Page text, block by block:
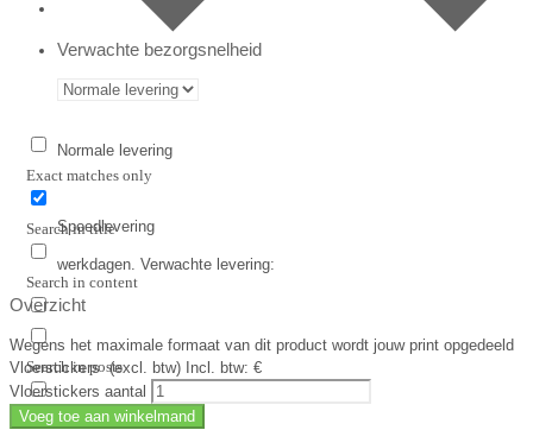
Exact matches only
Search in title
Search in content
Search in posts
Search in pages
Verwachte bezorgsnelheid
Normale levering
Spoedlevering
werkdagen. Verwachte levering:
Overzicht
Wegens het maximale formaat van dit product wordt jouw print opgedeeld
Vloerstickers (excl. btw) Incl. btw: €
Vloerstickers aantal
Voeg toe aan winkelmand